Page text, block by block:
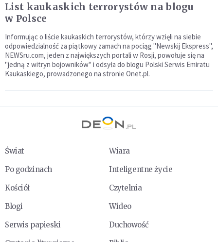
List kaukaskich terrorystów na blogu
w Polsce
Informując o liście kaukaskich terrorystów, którzy wzięli na siebie
odpowiedzialność za piątkowy zamach na pociąg "Newskij Ekspress",
NEWSru.com, jeden z największych portali w Rosji, powołuje się na
"jedną z witryn bojowników" i odsyła do blogu Polski Serwis Emiratu
Kaukaskiego, prowadzonego na stronie Onet.pl.
Świat
Wiara
Po godzinach
Inteligentne życie
Kościół
Czytelnia
Blogi
Wideo
Serwis papieski
Duchowość